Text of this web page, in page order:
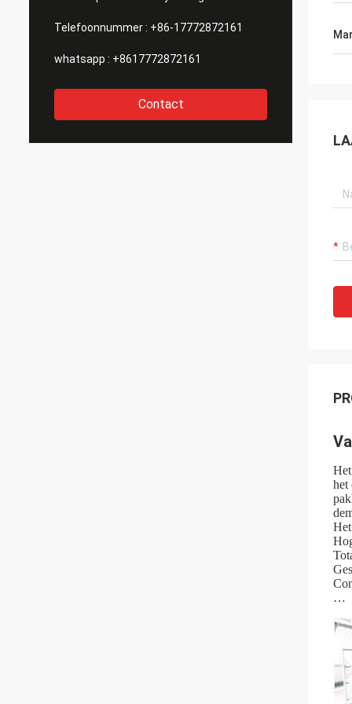
Telefoonnummer : +86-17772872161
whatsapp : +8617772872161
Contact
het
…